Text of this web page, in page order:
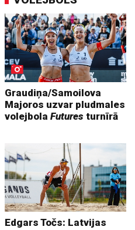
Graudiņa/Samoilova
Majoros uzvar pludmales
volejbolaFutures turnīrā
Edgars Točs: Latvijas